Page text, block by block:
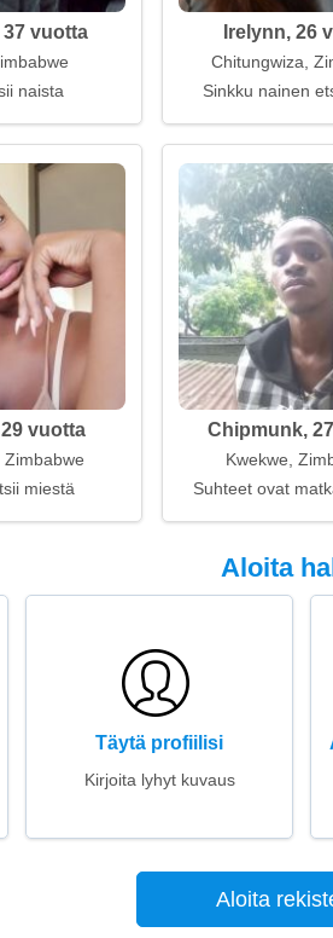
vuotta
naista
Irelynn, 26
Chitungwiza,
Sinkku nainen
vuotta
Zimbabwe
miestä
Chipmunk,
Kwekwe,
Suhteet ovat
Aloita
Täytä profiilisi
Kirjoita lyhyt kuvaus
Aloita